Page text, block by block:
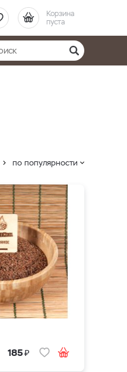
Корзина
пуста
по популярности
185₽